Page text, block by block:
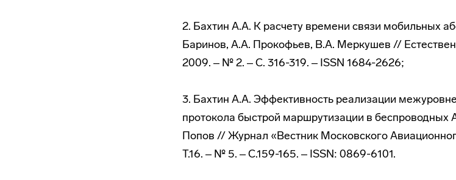
2. Бахтин А.А. К расчету времени связи мобильных
Баринов, А.А. Прокофьев, В.А. Меркушев //
2009. ‒ № 2. ‒ С. 316-319. ‒ ISSN 1684-2626;
3. Бахтин А.А. Эффективность реализации
протокола быстрой маршрутизации в беспроводных
Попов // Журнал «Вестник Московского
Т.16. ‒ № 5. ‒ С.159-165. ‒ ISSN: 0869-6101.